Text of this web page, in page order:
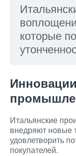
которые
Итальянские
внедряют новые
удовлетворить
покупателей.